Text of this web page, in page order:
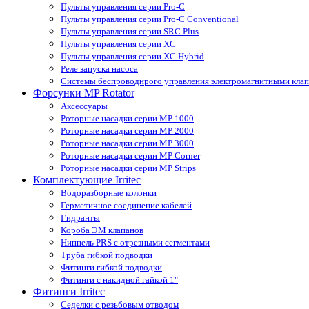
Пульты управления серии Pro-С
Пульты управления серии Pro-С Conventional
Пульты управления серии SRС Plus
Пульты управления серии XС
Пульты управления серии XС Hybrid
Реле запуска насоса
Системы беспроводнрого управления электромагнитными
Форсунки MP Rotator
Аксессуары
Роторные насадки серии MP 1000
Роторные насадки серии MP 2000
Роторные насадки серии MP 3000
Роторные насадки серии MP Corner
Роторные насадки серии MP Strips
Комплектующие Irritec
Водоразборные колонки
Герметичное соединение кабелей
Гидранты
Короба ЭМ клапанов
Ниппель PRS с отрезными сегментами
Труба гибкой подводки
Фитинги гибкой подводки
Фитинги с накидной гайкой 1"
Фитинги Irritec
Седелки с резьбовым отводом